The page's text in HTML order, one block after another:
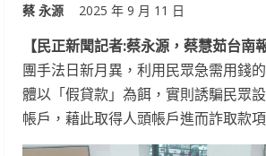
蔡 永源 2025 年 9 月 11 日
【民正新聞記者:蔡永源，蔡慧茹台南
團手法日新月異，利用民眾急需用錢
體以「假貸款」為餌，實則誘騙民眾設
帳戶，藉此取得人頭帳戶進而詐取款項